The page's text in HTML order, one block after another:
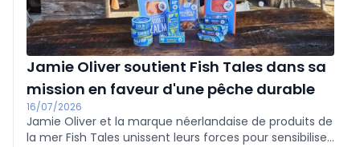
Jamie Oliver soutient Fish Tales dans sa
mission en faveur d'une pêche durable
16/07/2026
Jamie Oliver et la marque néerlandaise de produits de
la mer Fish Tales unissent leurs forces pour sensibiliser